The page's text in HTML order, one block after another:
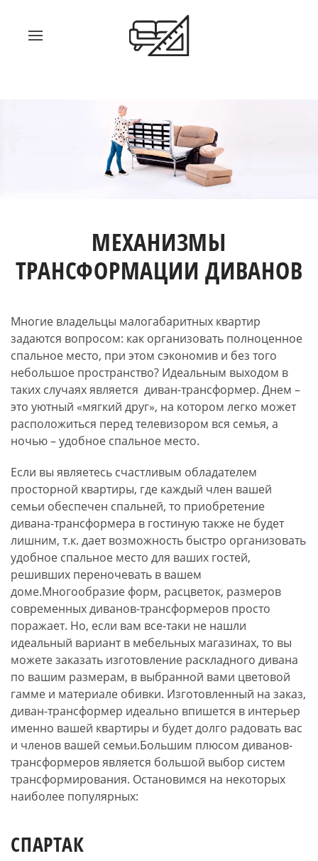
МЕХАНИЗМЫ
ТРАНСФОРМАЦИИ ДИВАНОВ
Многие владельцы малогабаритных квартир
задаются вопросом: как организовать полноценное
спальное место, при этом сэкономив и без того
небольшое пространство? Идеальным выходом в
таких случаях является диван-трансформер. Днем –
это уютный «мягкий друг», на котором легко может
расположиться перед телевизором вся семья, а
ночью – удобное спальное место.
Если вы являетесь счастливым обладателем
просторной квартиры, где каждый член вашей
семьи обеспечен спальней, то приобретение
дивана-трансформера в гостиную также не будет
лишним, т.к. дает возможность быстро организовать
удобное спальное место для ваших гостей,
решивших переночевать в вашем
доме.Многообразие форм, расцветок, размеров
современных диванов-трансформеров просто
поражает. Но, если вам все-таки не нашли
идеальный вариант в мебельных магазинах, то вы
можете заказать изготовление раскладного дивана
по вашим размерам, в выбранной вами цветовой
гамме и материале обивки. Изготовленный на заказ,
диван-трансформер идеально впишется в интерьер
именно вашей квартиры и будет долго радовать вас
и членов вашей семьи.Большим плюсом диванов-
трансформеров является большой выбор систем
трансформирования. Остановимся на некоторых
наиболее популярных:
СПАРТАК